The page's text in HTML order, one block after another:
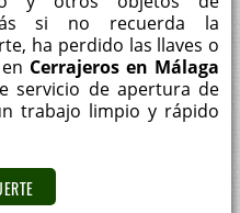
si no recuerda la
ha perdido las llaves o
Cerrajeros en Málaga
servicio de apertura de
trabajo limpio y rápido